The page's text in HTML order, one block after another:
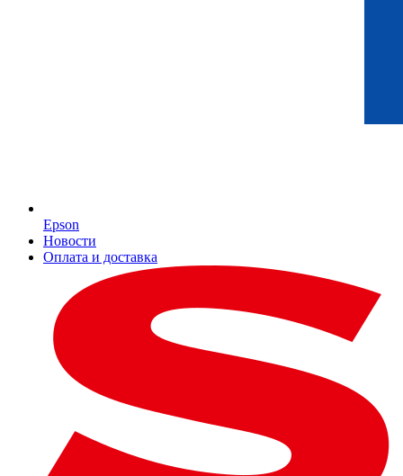
Epson
Новости
Оплата и доставка